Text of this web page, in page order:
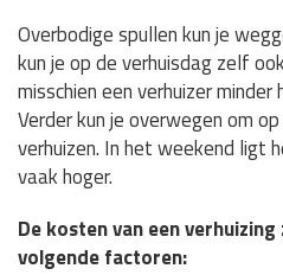
Overbodige spullen kun je
kun je op de verhuisdag zelf
misschien een verhuizer
Verder kun je overwegen om
verhuizen. In het weekend ligt
vaak hoger.
De kosten van een
volgende factoren: